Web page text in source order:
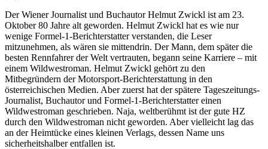
Der Wiener Journalist und Buchautor Helmut Zwickl ist am 23.
Oktober 80 Jahre alt geworden. Helmut Zwickl hat es wie nur
wenige Formel-1-Berichterstatter verstanden, die Leser
mitzunehmen, als wären sie mittendrin. Der Mann, dem später die
besten Rennfahrer der Welt vertrauten, begann seine Karriere – mit
einem Wildwestroman. Helmut Zwickl gehört zu den
Mitbegründern der Motorsport-Berichterstattung in den
österreichischen Medien. Aber zuerst hat der spätere Tageszeitungs-
Journalist, Buchautor und Formel-1-Berichterstatter einen
Wildwestroman geschrieben. Naja, weltberühmt ist der gute HZ
durch den Wildwestroman nicht geworden. Aber vielleicht lag das
an der Heimtücke eines kleinen Verlags, dessen Name uns
sicherheitshalber entfallen ist.